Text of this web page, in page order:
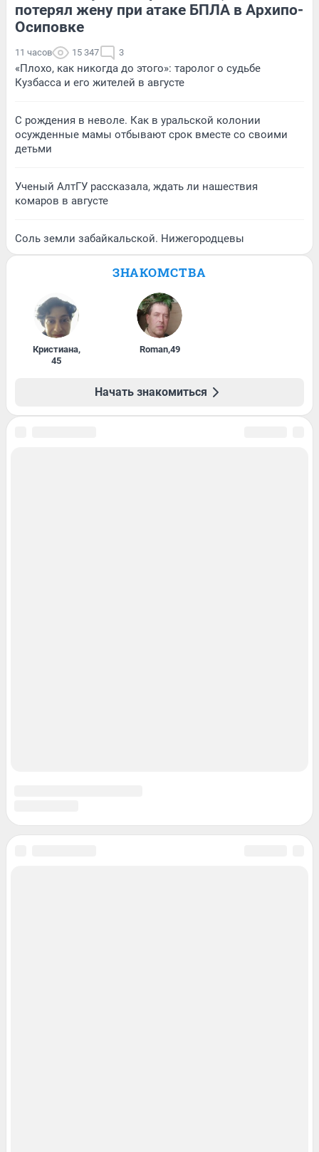
потерял жену при атаке БПЛА в Архипо-
Осиповке
11 часов 15 347 3
«Плохо, как никогда до этого»: таролог о судьбе
Кузбасса и его жителей в августе
С рождения в неволе. Как в уральской колонии
осужденные мамы отбывают срок вместе со своими
детьми
Ученый АлтГУ рассказала, ждать ли нашествия
комаров в августе
Соль земли забайкальской. Нижегородцевы
ЗНАКОМСТВА
Кристиана,
45
Roman,49
Начать знакомиться